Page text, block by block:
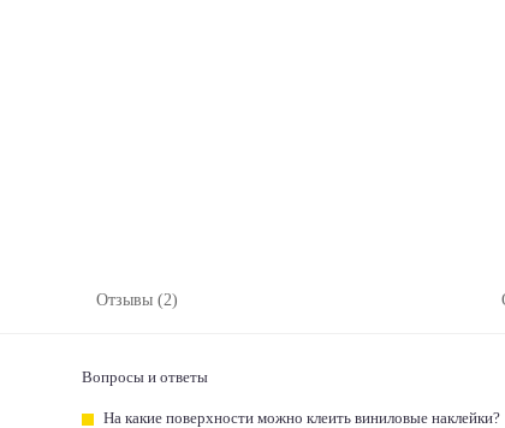
Отзывы (2)
Вопросы и ответы
На какие поверхности можно клеить виниловые наклейки?